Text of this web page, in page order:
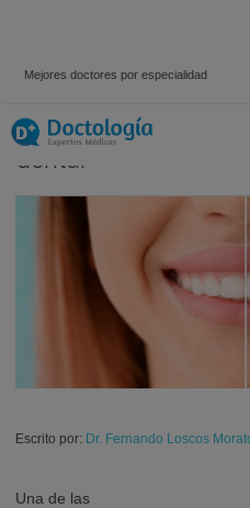
Mejores doctores por especialidad
Tratamientos más
dental
Escrito por: Dr. Fernando Loscos
Una de las